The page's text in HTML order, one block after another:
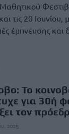
τις 20 Ιουνίου,
έμπνευσης και
Το
για 30ή
τον
2025